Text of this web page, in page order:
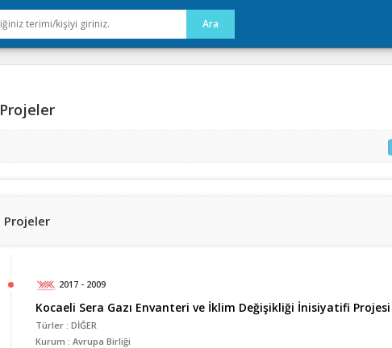
Projeler
Projeler
2017 - 2009
Kocaeli Sera Gazı Envanteri ve İklim Değişikliği İnisiyatifi Projesi
Türler : DİĞER
Kurum : Avrupa Birliği